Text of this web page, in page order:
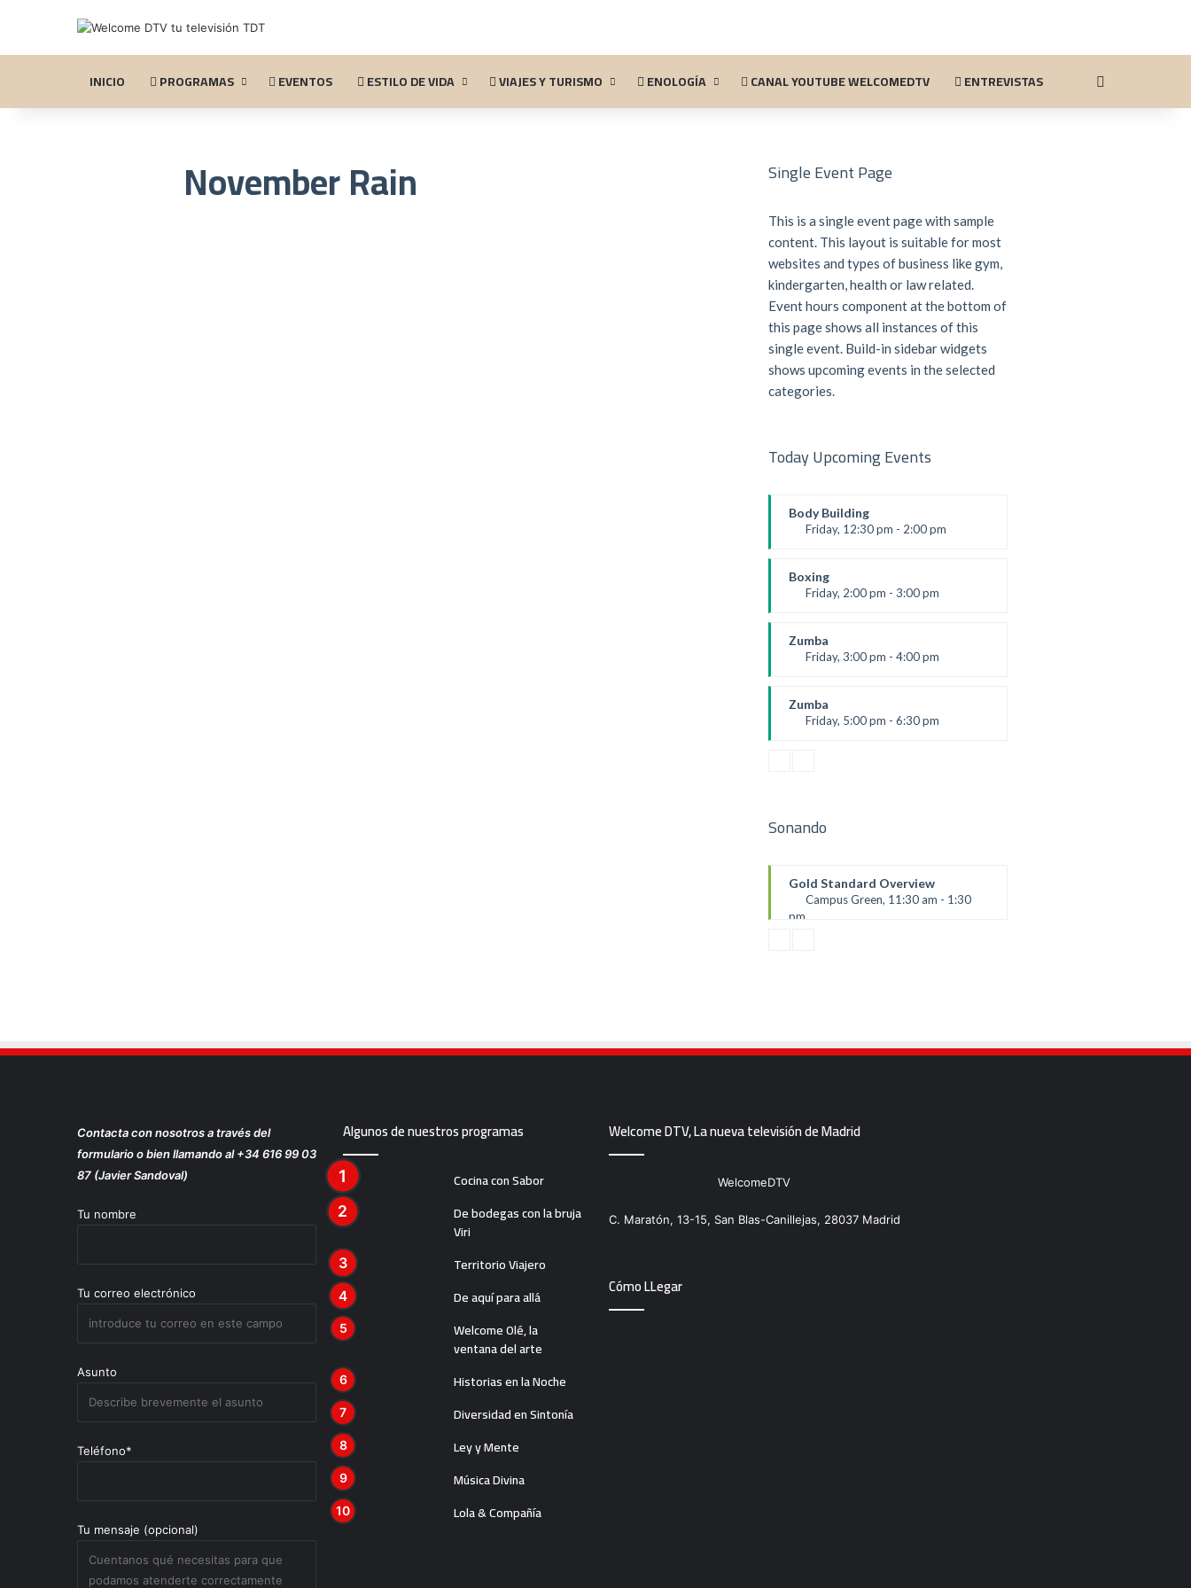
INICIO PROGRAMAS EVENTOS ESTILO DE VIDA VIAJES Y TURISMO ENOLOGÍA CANAL YOUTUBE WELCOMEDTV ENTREVISTAS
November Rain Single Event Page
This is a single event page with sample
content. This layout is suitable for most
websites and types of business like gym,
kindergarten, health or law related.
Event hours component at the bottom of
this page shows all instances of this
single event. Build-in sidebar widgets
shows upcoming events in the selected
categories.
Today Upcoming Events
Body Building
Friday, 12:30 pm - 2:00 pm
Kevin Nomak
Boxing
Friday, 2:00 pm - 3:00 pm
Robert Bandana
Zumba
Friday, 3:00 pm - 4:00 pm
Emma Brown
Zumba
Friday, 5:00 pm - 6:30 pm
Sonando
Gold Standard Overview
Campus Green, 11:30 am - 1:30
pm
Contacta con nosotros a través del
formulario o bien llamando al +34 616 99 03
87 (Javier Sandoval)
Tu nombre
Tu correo electrónico
Asunto
Teléfono*
Tu mensaje (opcional)
Algunos de nuestros programas
Cocina con Sabor
De bodegas con la bruja
Viri
Territorio Viajero
De aquí para allá
Welcome Olé, la
ventana del arte
Historias en la Noche
Diversidad en Sintonía
Ley y Mente
Música Divina
Lola & Compañía
Welcome DTV, La nueva televisión de Madrid
WelcomeDTV
C. Maratón, 13-15, San Blas-Canillejas, 28037 Madrid
Cómo LLegar